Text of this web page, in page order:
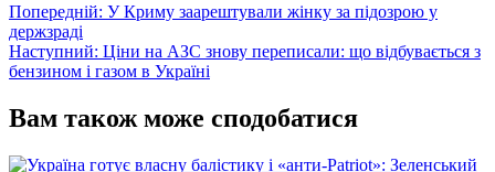
Навігація
записів
Попередній: У Криму заарештували жінку за підозрою у
держзраді
Наступний: Ціни на АЗС знову переписали: що відбувається з
бензином і газом в Україні
Вам також може сподобатися